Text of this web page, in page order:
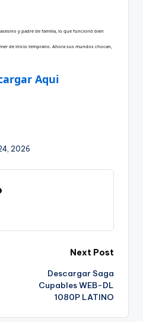
y padre de familia, lo que funcionó bien
de inicio temprano. Ahora sus mundos chocan,
Aqui
2026
Next Post
Descargar Saga
Cupables WEB-DL
1080P LATINO